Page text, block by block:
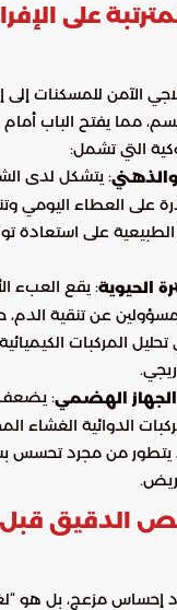
على
الآمن للمسكنات
مما يفتح الباب
التي تشمل:
والذهني: يتشكل لدى
على العطاء اليومي
على استعادة
الحيوية: يقع العبء
عن تنقية
المركبات
الجهاز الهضمي: يضعف
الدوائية الغشاء
يتطور من مجرد تحسس
الدقيق
إحساس مزعج، بل هو